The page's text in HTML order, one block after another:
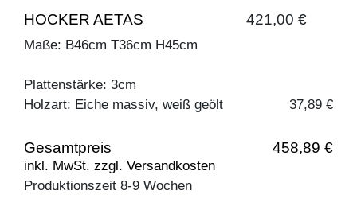
HOCKER AETAS 421,00 €
Maße: B46cm T36cm H45cm
Plattenstärke: 3cm
Holzart: Eiche massiv, weiß geölt
37,89 €
Gesamtpreis 458,89 €
inkl. MwSt. zzgl. Versandkosten
Produktionszeit 8-9 Wochen